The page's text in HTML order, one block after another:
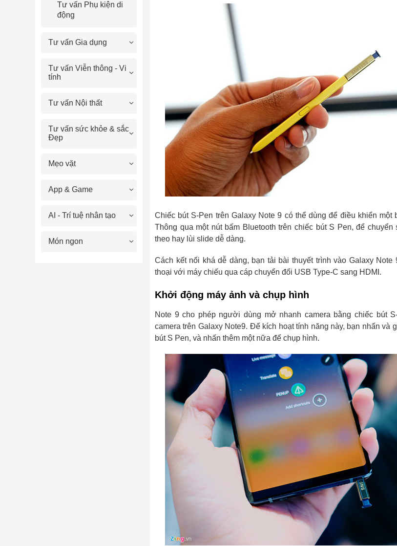
Tư vấn Phụ kiện di
động
Tư vấn Gia dụng
Tư vấn Viễn thông - Vi
tính
Tư vấn Nội thất
Tư vấn sức khỏe & sắc
Đẹp
Mẹo vặt
App & Game
AI - Trí tuệ nhân tạo
Món ngon
Chiếc bút S-Pen trên Galaxy Note 9 có thể dùng để điều khiển một
Thông qua một nút bấm Bluetooth trên chiếc bút S Pen, để chuyển
theo hay lùi slide dễ dàng.
Cách kết nối khá dễ dàng, bạn tải bài thuyết trình vào Galaxy
thoại với máy chiếu qua cáp chuyển đổi USB Type-C sang HDMI.
Khởi động máy ảnh và chụp hình
Note 9 cho phép người dùng mở nhanh camera bằng chiếc bút
camera trên Galaxy Note9. Để kích hoạt tính năng này, bạn nhấn và
bút S Pen, và nhấn thêm một nữa để chụp hình.